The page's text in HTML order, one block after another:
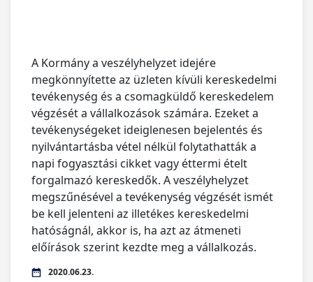
A Kormány a veszélyhelyzet idejére
megkönnyítette az üzleten kívüli kereskedelmi
tevékenység és a csomagküldő kereskedelem
végzését a vállalkozások számára. Ezeket a
tevékenységeket ideiglenesen bejelentés és
nyilvántartásba vétel nélkül folytathatták a
napi fogyasztási cikket vagy éttermi ételt
forgalmazó kereskedők. A veszélyhelyzet
megszűnésével a tevékenység végzését ismét
be kell jelenteni az illetékes kereskedelmi
hatóságnál, akkor is, ha azt az átmeneti
előírások szerint kezdte meg a vállalkozás.
2020.06.23.